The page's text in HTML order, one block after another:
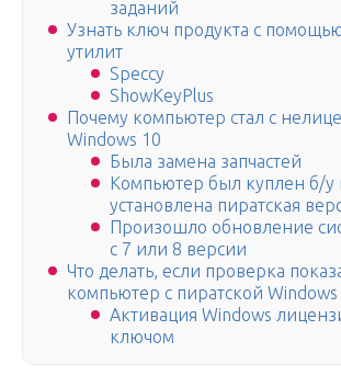
заданий
Узнать ключ продукта с
утилит
Speccy
ShowKeyPlus
Почему компьютер стал с
Windows 10
Была замена запчастей
Компьютер был куплен б/у
установлена пиратская
Произошло обновление
с 7 или 8 версии
Что делать, если проверка
компьютер с пиратской Windows
Активация Windows
ключом